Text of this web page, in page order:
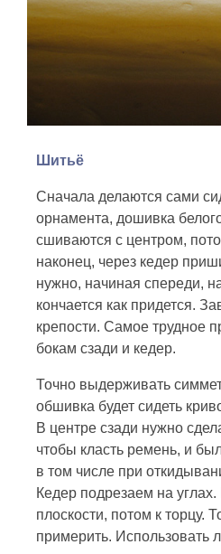
Шитьё
Сначала делаются сами
орнамента, дошивка
сшиваются с центром,
наконец, через кедер
нужно, начиная спереди,
кончается как придется.
крепости. Самое трудное
бокам сзади и кедер.
Точно выдерживать
обшивка будет сидеть
В центре сзади нужно
чтобы класть ремень, и
в том числе при
Кедер подрезаем на
плоскости, потом к торцу.
примерить. Использовать